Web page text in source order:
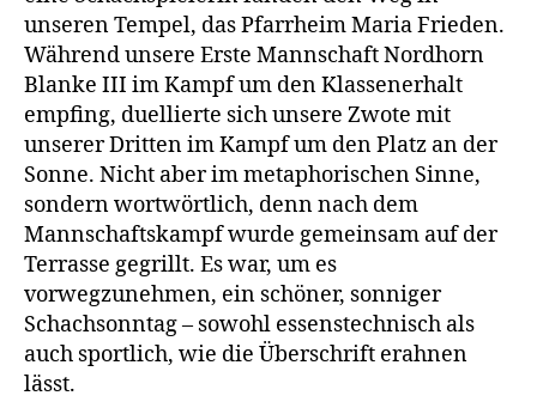
unseren Tempel, das Pfarrheim Maria Frieden.
Während unsere Erste Mannschaft Nordhorn
Blanke III im Kampf um den Klassenerhalt
empfing, duellierte sich unsere Zwote mit
unserer Dritten im Kampf um den Platz an der
Sonne. Nicht aber im metaphorischen Sinne,
sondern wortwörtlich, denn nach dem
Mannschaftskampf wurde gemeinsam auf der
Terrasse gegrillt. Es war, um es
vorwegzunehmen, ein schöner, sonniger
Schachsonntag – sowohl essenstechnisch als
auch sportlich, wie die Überschrift erahnen
lässt.